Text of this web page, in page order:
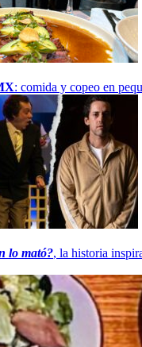
: comida y copeo en
lo mató?, la historia